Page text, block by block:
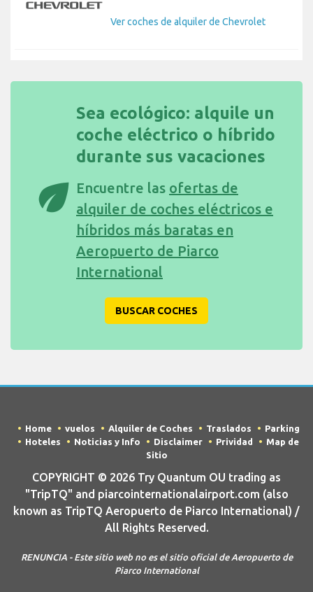
Ver coches de alquiler de Chevrolet
eco
Sea ecológico: alquile un
coche eléctrico o híbrido
durante sus vacaciones
Encuentre las ofertas de
alquiler de coches eléctricos e
híbridos más baratas en
Aeropuerto de Piarco
International
BUSCAR COCHES
Home vuelos Alquiler de Coches Traslados
Parking
Hoteles
Noticias y Info Disclaimer Prividad
Map de
Sitio
COPYRIGHT © 2026 Try Quantum OU trading as
"TripTQ" and piarcointernationalairport.com (also
known as TripTQ Aeropuerto de Piarco International) /
All Rights Reserved.
RENUNCIA - Este sitio web no es el sitio oficial de Aeropuerto de
Piarco International